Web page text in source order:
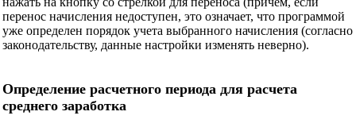
перенос начисления недоступен, это означает, что программой
уже определен порядок учета выбранного начисления (согласно
законодательству, данные настройки изменять неверно).
Определение расчетного периода для расчета
среднего заработка